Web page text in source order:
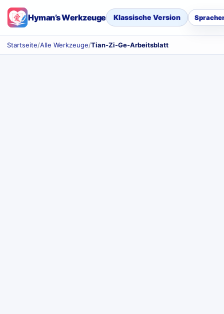
Hyman’s Werkzeuge Klassische Version
Startseite/Alle Werkzeuge/Tian-Zi-Ge-Arbeitsblatt